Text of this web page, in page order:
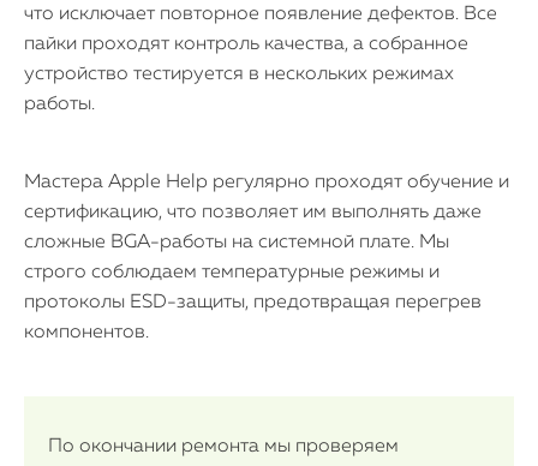
что исключает повторное появление дефектов. Все
пайки проходят контроль качества, а собранное
устройство тестируется в нескольких режимах
работы.
Мастера Apple Help регулярно проходят обучение и
сертификацию, что позволяет им выполнять даже
сложные BGA-работы на системной плате. Мы
строго соблюдаем температурные режимы и
протоколы ESD-защиты, предотвращая перегрев
компонентов.
По окончании ремонта мы проверяем